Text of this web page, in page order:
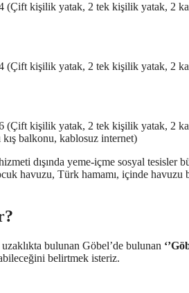
(Çift kişilik yatak, 2 tek kişilik yatak, 2
(Çift kişilik yatak, 2 tek kişilik yatak, 2
(Çift kişilik yatak, 2 tek kişilik yatak, 2
kış balkonu, kablosuz internet)
dışında yeme-içme sosyal tesisler
havuzu, Türk hamamı, içinde
bulunan Göbel’de bulunan
belirtmek isteriz.